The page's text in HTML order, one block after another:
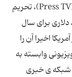
آمریکا خبر می دهد. به گزارش "پرس تی وی" (Press TV)، تحریم
ی نظامی 633 میلیارد دلاری برای سال
اخیرا آن را
وابسته به
شبکه ی خبری